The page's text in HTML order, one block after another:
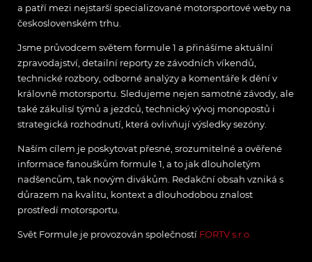
a patří mezi nejstarší specializované motorsportové weby na
československém trhu.
Jsme průvodcem světem formule 1 a přinášíme aktuální
zpravodajství, detailní reporty ze závodních víkendů,
technické rozbory, odborné analýzy a komentáře k dění v
královně motorsportu. Sledujeme nejen samotné závody, ale
také zákulisí týmů a jezdců, technický vývoj monopostů i
strategická rozhodnutí, která ovlivňují výsledky sezóny.
Naším cílem je poskytovat přesné, srozumitelné a ověřené
informace fanouškům formule 1, a to jak dlouholetým
nadšencům, tak novým divákům. Redakční obsah vzniká s
důrazem na kvalitu, kontext a dlouhodobou znalost
prostředí motorsportu.
Svět Formule je provozován společností FORTV s.r.o.